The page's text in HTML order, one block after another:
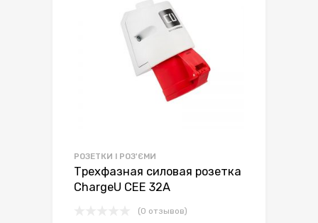
РОЗЕТКИ І РОЗ'ЄМИ
Трехфазная силовая розетка
ChargeU CEE 32А
(0 отзывов)